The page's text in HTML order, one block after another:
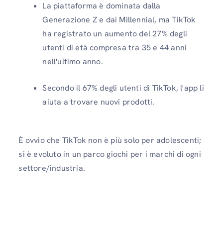
La piattaforma è dominata dalla
Generazione Z e dai Millennial, ma TikTok
ha registrato un aumento del 27% degli
utenti di età compresa tra 35 e 44 anni
nell'ultimo anno.
Secondo il 67% degli utenti di TikTok, l'app li
aiuta a trovare nuovi prodotti.
È ovvio che TikTok non è più solo per adolescenti;
si è evoluto in un parco giochi per i marchi di ogni
settore/industria.